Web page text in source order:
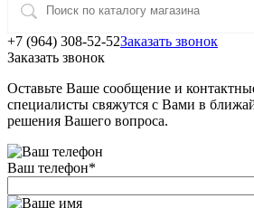
+7 (964) 308-52-52Заказать звонок
Заказать звонок
Оставьте Ваше сообщение и
специалисты свяжутся с Вами в
решения Вашего вопроса.
Ваш телефон*